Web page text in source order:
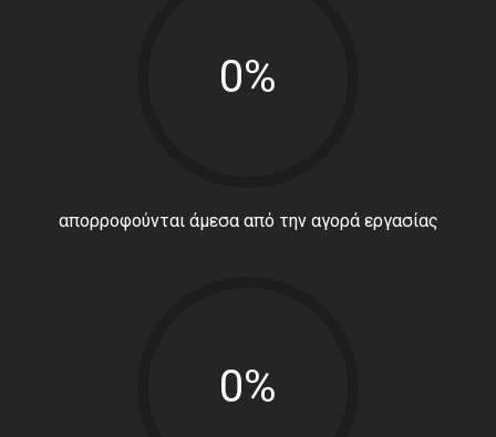
0%
απορροφούνται άμεσα από την αγορά εργασίας
0%